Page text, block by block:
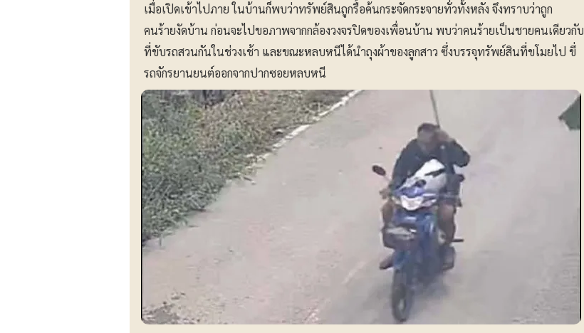
เมื่อเปิดเข้าไปภาย ในบ้านก็พบว่าทรัพย์สินถูกรื้อค้นกระจัดกระจายทั่วทั้งหลัง จึงทราบว่าถูก
คนร้ายงัดบ้าน ก่อนจะไปขอภาพจากกล้องวงจรปิดของเพื่อนบ้าน พบว่าคนร้ายเป็นชายคนเดียวกับ
ที่ขับรถสวนกันในช่วงเช้า และขณะหลบหนีได้นำถุงผ้าของลูกสาว ซึ่งบรรจุทรัพย์สินที่ขโมยไป ขี่
รถจักรยานยนต์ออกจากปากซอยหลบหนี